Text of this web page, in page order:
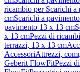
ricambio per Scarichi a
cmScarichi a
pavimento 13 x 13 cm
x 13 cmPezzi di
terrazzi, 13 x 13 cm
AccessoriAttrezzi,
Geberit FlowFitPezzi